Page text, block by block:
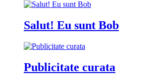
Salut! Eu sunt Bob
Publicitate curata